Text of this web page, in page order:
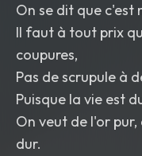
On se dit que c'est
Il faut à tout prix
coupures,
Pas de scrupule à
Puisque la vie est
On veut de l'or
dur.